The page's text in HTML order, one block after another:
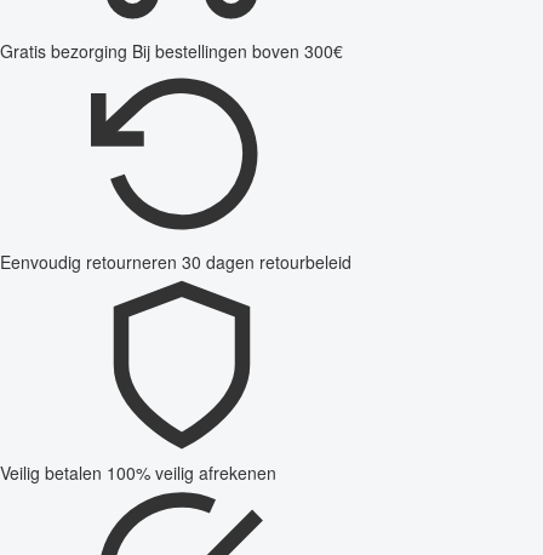
Gratis bezorging Bij bestellingen boven 300€
Eenvoudig retourneren 30 dagen retourbeleid
Veilig betalen 100% veilig afrekenen